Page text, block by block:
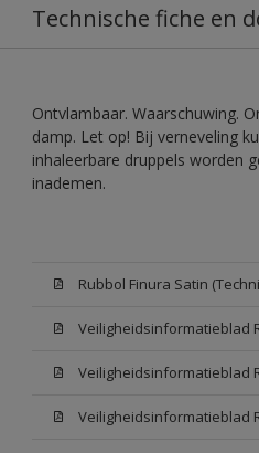
Technische fiche en
Ontvlambaar. Waarschuwing.
damp. Let op! Bij verneveling
inhaleerbare druppels worden
inademen.
Rubbol Finura Satin